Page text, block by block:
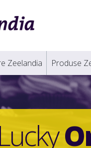
Zeelandia Produse
Lucky